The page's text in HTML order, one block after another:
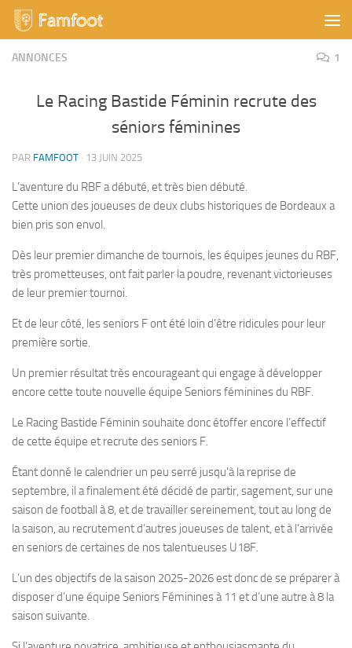
Skip to content
ANNONCES 1
Le Racing Bastide Féminin recrute des
séniors féminines
PAR FAMFOOT · 13 JUIN 2025
L’aventure du RBF a débuté, et très bien débuté.
Cette union des joueuses de deux clubs historiques de Bordeaux a
bien pris son envol.
Dès leur premier dimanche de tournois, les équipes jeunes du RBF,
très prometteuses, ont fait parler la poudre, revenant victorieuses
de leur premier tournoi.
Et de leur côté, les seniors F ont été loin d’être ridicules pour leur
première sortie.
Un premier résultat très encourageant qui engage à développer
encore cette toute nouvelle équipe Seniors féminines du RBF.
Le Racing Bastide Féminin souhaite donc étoffer encore l’effectif
de cette équipe et recrute des seniors F.
Étant donné le calendrier un peu serré jusqu’à la reprise de
septembre, il a finalement été décidé de partir, sagement, sur une
saison de football à 8, et de travailler sereinement, tout au long de
la saison, au recrutement d’autres joueuses de talent, et à l’arrivée
en seniors de certaines de nos talentueuses U18F.
L’un des objectifs de la saison 2025-2026 est donc de se préparer à
disposer d’une équipe Seniors Féminines à 11 et d’une autre à 8 la
saison suivante.